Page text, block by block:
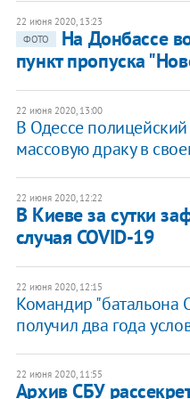
22 июня 2020, 13:23
ФОТО
На Донбассе
пункт пропуска
22 июня 2020, 13:00
В Одессе
массовую драку в
22 июня 2020, 12:22
В Киеве за сутки
случая COVID-19
22 июня 2020, 12:15
Командир "батальона
получил два года
22 июня 2020, 11:55
Архив СБУ